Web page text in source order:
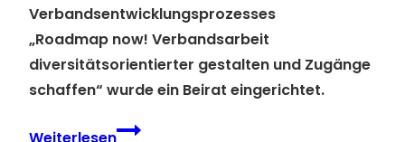
Verbandsentwicklungsprozesses
„Roadmap now! Verbandsarbeit
diversitätsorientierter gestalten und Zugänge
schaffen“ wurde ein Beirat eingerichtet.
WeiterlesenBeirat